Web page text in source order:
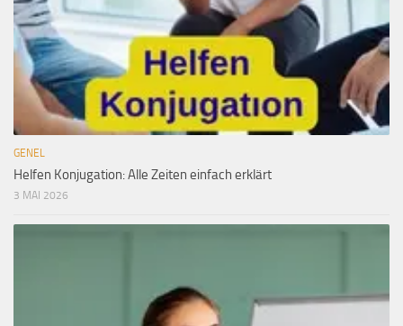
GENEL
Helfen Konjugation: Alle Zeiten einfach erklärt
3 MAI 2026